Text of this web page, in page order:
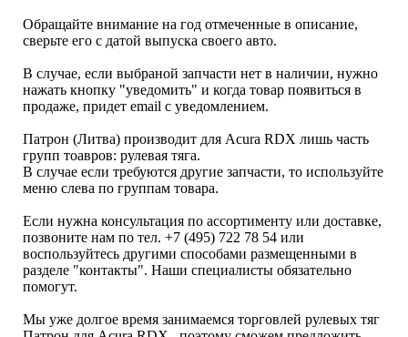
Обращайте внимание на год отмеченные в описание,
сверьте его с датой выпуска своего авто.
В случае, если выбраной запчасти нет в наличии, нужно
нажать кнопку "уведомить" и когда товар появиться в
продаже, придет email с уведомлением.
Патрон (Литва) производит для Acura RDX лишь часть
групп тоавров: рулевая тяга.
В случае если требуются другие запчасти, то используйте
меню слева по группам товара.
Если нужна консультация по ассортименту или доставке,
позвоните нам по тел. +7 (495) 722 78 54 или
воспользуйтесь другими способами размещенными в
разделе "контакты". Наши специалисты обязательно
помогут.
Мы уже долгое время занимаемся торговлей рулевых тяг